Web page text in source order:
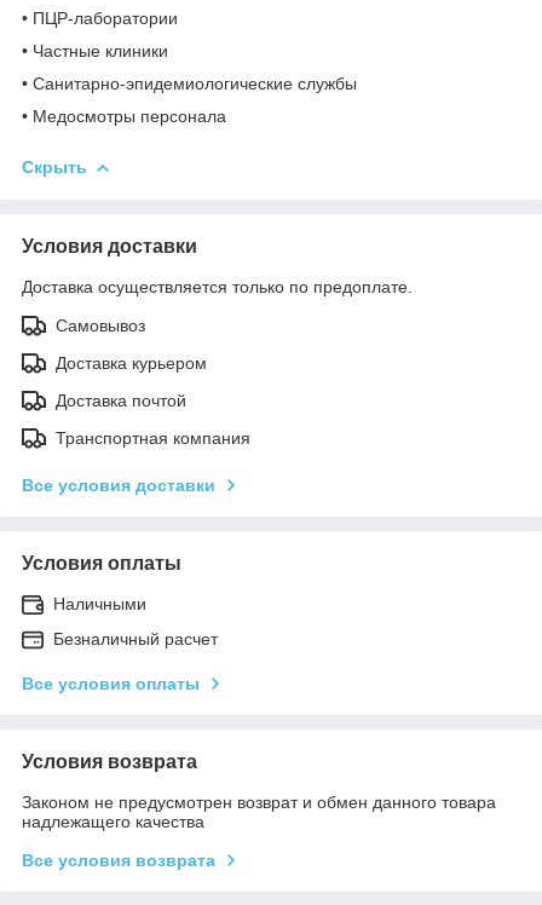
• ПЦР‑лаборатории
• Частные клиники
• Санитарно‑эпидемиологические службы
• Медосмотры персонала
Скрыть
Условия доставки
Доставка осуществляется только по предоплате.
Самовывоз
Доставка курьером
Доставка почтой
Транспортная компания
Все условия доставки
Условия оплаты
Наличными
Безналичный расчет
Все условия оплаты
Условия возврата
Законом не предусмотрен возврат и обмен данного товара
надлежащего качества
Все условия возврата